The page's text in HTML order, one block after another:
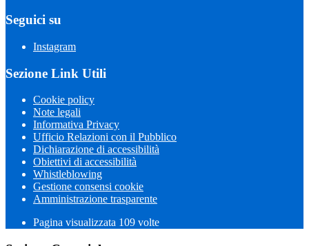
Seguici su
Instagram
Sezione Link Utili
Cookie policy
Note legali
Informativa Privacy
Ufficio Relazioni con il Pubblico
Dichiarazione di accessibilità
Obiettivi di accessibilità
Whistleblowing
Gestione consensi cookie
Amministrazione trasparente
Pagina visualizzata 109 volte